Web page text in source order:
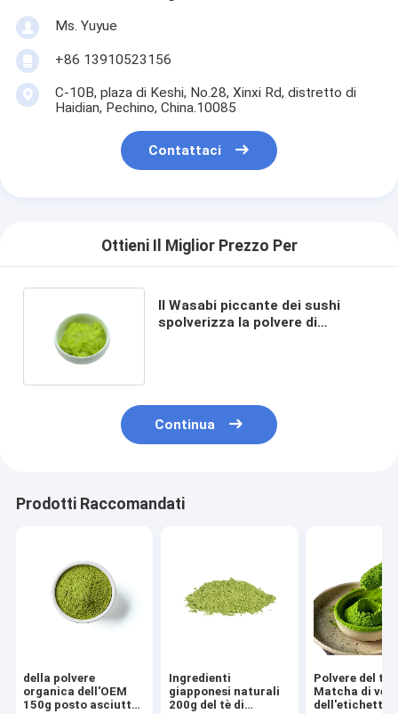
Ms. Yuyue
+86 13910523156
C-10B, plaza di Keshi, No.28, Xinxi Rd, distretto di
Haidian, Pechino, China.10085
Contattaci
Ottieni Il Miglior Prezzo Per
Il Wasabi piccante dei sushi
spolverizza la polvere di
Continua
Prodotti Raccomandati
della polvere
organica dell'OEM
150g posto asciutto
Ingredienti
giapponesi naturali
200g del tè di
Polvere del tè
Matcha di
dell'etichetta